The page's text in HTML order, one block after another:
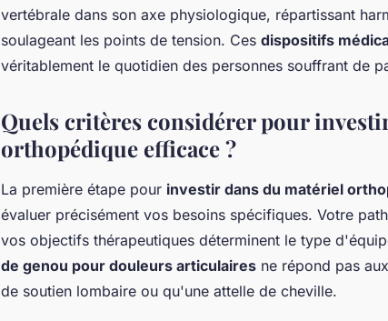
vertébrale dans son axe physiologique, répartissant
soulageant les points de tension. Ces dispositifs
véritablement le quotidien des personnes souffrant de
Quels critères considérer pour
orthopédique efficace ?
La première étape pour investir dans du matériel
évaluer précisément vos besoins spécifiques. Votre
vos objectifs thérapeutiques déterminent le type
de genou pour douleurs articulaires ne répond pas
de soutien lombaire ou qu'une attelle de cheville.